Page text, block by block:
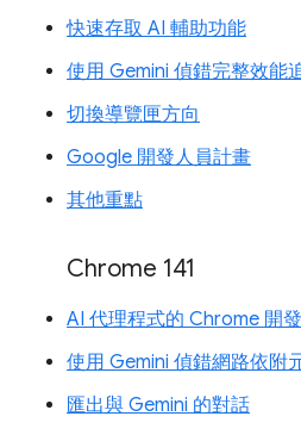
快速存取 AI 輔助功能
使用 Gemini 偵錯完整效能
切換導覽匣方向
Google 開發人員計畫
其他重點
Chrome 141
AI 代理程式的 Chrome 開
使用 Gemini 偵錯網路依附
匯出與 Gemini 的對話